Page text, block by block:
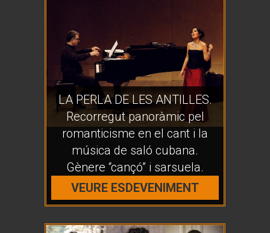
LA PERLA DE LES ANTILLES.
Recorregut panoràmic pel
romanticisme en el cant i la
música de saló cubana.
Gènere “cançó” i sarsuela.
VEURE ESDEVENIMENT